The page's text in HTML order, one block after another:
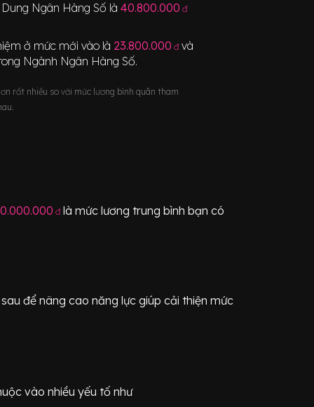
Ngân Hàng Số là 40.800.000 đ
ở mức mới vào là 23.800.000 đ và
Ngành Ngân Hàng Số.
rất nhiều so với mức lương bình quân tham
đlà mức lương trung bình bạn có
để nâng cao năng lực giúp cải thiện mức
vào nhiều yếu tố như